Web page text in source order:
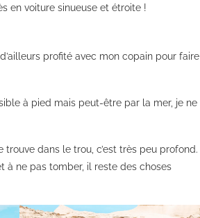
en voiture sinueuse et étroite !
profité avec mon copain pour faire
à pied mais peut-être par la mer, je ne
dans le trou, c’est très peu profond.
à ne pas tomber, il reste des choses